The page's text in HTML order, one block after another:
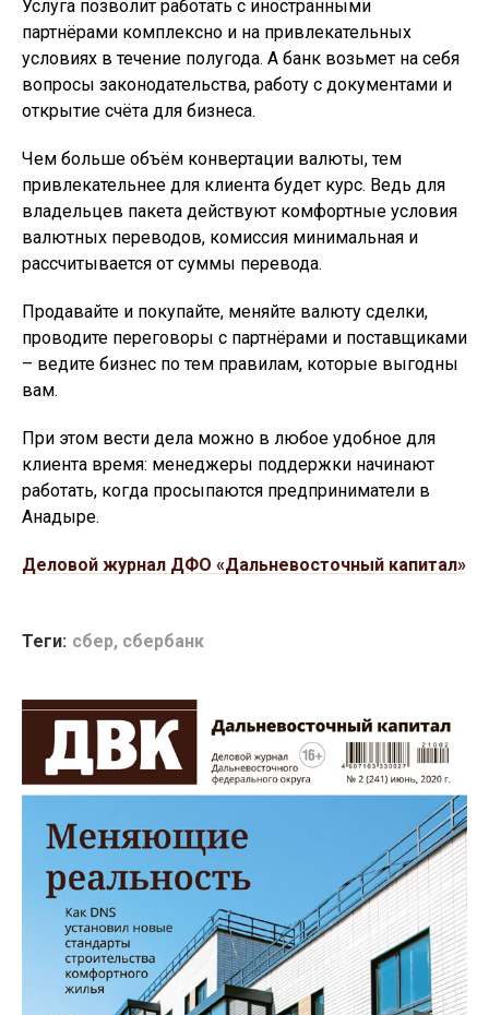
Услуга позволит работать с иностранными
партнёрами комплексно и на привлекательных
условиях в течение полугода. А банк возьмет на себя
вопросы законодательства, работу с документами и
открытие счёта для бизнеса.
Чем больше объём конвертации валюты, тем
привлекательнее для клиента будет курс. Ведь для
владельцев пакета действуют комфортные условия
валютных переводов, комиссия минимальная и
рассчитывается от суммы перевода.
Продавайте и покупайте, меняйте валюту сделки,
проводите переговоры с партнёрами и поставщиками
– ведите бизнес по тем правилам, которые выгодны
вам.
При этом вести дела можно в любое удобное для
клиента время: менеджеры поддержки начинают
работать, когда просыпаются предприниматели в
Анадыре.
Деловой журнал ДФО «Дальневосточный капитал»
Теги: сбер, сбербанк